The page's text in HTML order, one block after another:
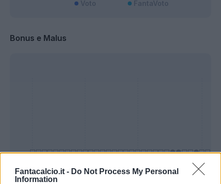
Fantacalcio.it - Do Not Process My Personal
Information
Bonus e Malus